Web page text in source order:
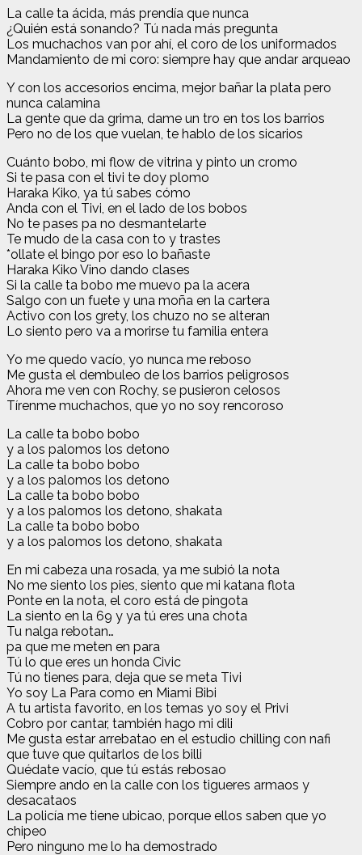
La calle ta ácida, más prendía que nunca
¿Quién está sonando? Tú nada más pregunta
Los muchachos van por ahí, el coro de los uniformados
Mandamiento de mi coro: siempre hay que andar arqueao
Y con los accesorios encima, mejor bañar la plata pero
nunca calamina
La gente que da grima, dame un tro en tos los barrios
Pero no de los que vuelan, te hablo de los sicarios
Cuánto bobo, mi flow de vitrina y pinto un cromo
Si te pasa con el tivi te doy plomo
Haraka Kiko, ya tú sabes cómo
Anda con el Tivi, en el lado de los bobos
No te pases pa no desmantelarte
Te mudo de la casa con to y trastes
*ollate el bingo por eso lo bañaste
Haraka Kiko Vino dando clases
Si la calle ta bobo me muevo pa la acera
Salgo con un fuete y una moña en la cartera
Activo con los grety, los chuzo no se alteran
Lo siento pero va a morirse tu familia entera
Yo me quedo vacío, yo nunca me reboso
Me gusta el dembuleo de los barrios peligrosos
Ahora me ven con Rochy, se pusieron celosos
Tírenme muchachos, que yo no soy rencoroso
La calle ta bobo bobo
y a los palomos los detono
La calle ta bobo bobo
y a los palomos los detono
La calle ta bobo bobo
y a los palomos los detono, shakata
La calle ta bobo bobo
y a los palomos los detono, shakata
En mi cabeza una rosada, ya me subió la nota
No me siento los pies, siento que mi katana flota
Ponte en la nota, el coro está de pingota
La siento en la 69 y ya tú eres una chota
Tu nalga rebotan…
pa que me meten en para
Tú lo que eres un honda Civic
Tú no tienes para, deja que se meta Tivi
Yo soy La Para como en Miami Bibi
A tu artista favorito, en los temas yo soy el Privi
Cobro por cantar, también hago mi dili
Me gusta estar arrebatao en el estudio chilling con nafi
que tuve que quitarlos de los billi
Quédate vacío, que tú estás rebosao
Siempre ando en la calle con los tigueres armaos y
desacataos
La policía me tiene ubicao, porque ellos saben que yo
chipeo
Pero ninguno me lo ha demostrado